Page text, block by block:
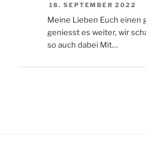
18. SEPTEMBER 2022
Meine Lieben Euch einen
geniesst es weiter, wir
so auch dabei Mit…